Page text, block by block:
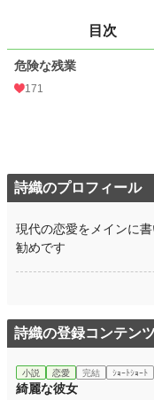
初回公開日時 2021.05.18
初回完結日時
年間ポイント 133,752 pt
累計ポイント 225,654 pt
目次
危険な残業
171
詩織のプロフィール
現代の恋愛をメインに
勧めです
詩織の登録コンテンツ
小説 恋愛 完結 ｼｮｰﾄｼｮｰﾄ
綺麗な彼女